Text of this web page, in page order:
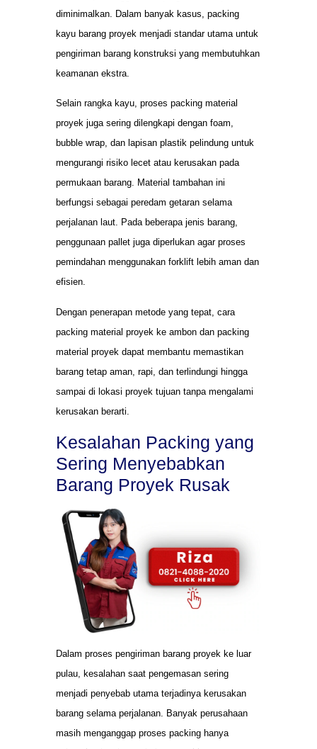
diminimalkan. Dalam banyak kasus, packing
kayu barang proyek menjadi standar utama untuk
pengiriman barang konstruksi yang membutuhkan
keamanan ekstra.
Selain rangka kayu, proses packing material
proyek juga sering dilengkapi dengan foam,
bubble wrap, dan lapisan plastik pelindung untuk
mengurangi risiko lecet atau kerusakan pada
permukaan barang. Material tambahan ini
berfungsi sebagai peredam getaran selama
perjalanan laut. Pada beberapa jenis barang,
penggunaan pallet juga diperlukan agar proses
pemindahan menggunakan forklift lebih aman dan
efisien.
Dengan penerapan metode yang tepat, cara
packing material proyek ke ambon dan packing
material proyek dapat membantu memastikan
barang tetap aman, rapi, dan terlindungi hingga
sampai di lokasi proyek tujuan tanpa mengalami
kerusakan berarti.
Kesalahan Packing yang
Sering Menyebabkan
Barang Proyek Rusak
Dalam proses pengiriman barang proyek ke luar
pulau, kesalahan saat pengemasan sering
menjadi penyebab utama terjadinya kerusakan
barang selama perjalanan. Banyak perusahaan
masih menganggap proses packing hanya